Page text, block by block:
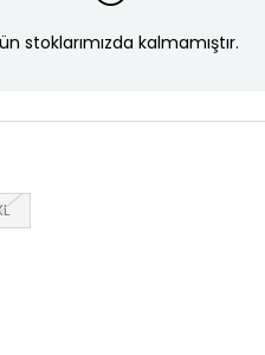
stoklarımızda kalmamıştır.